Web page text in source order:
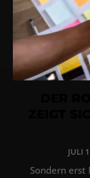
JULI
Sondern